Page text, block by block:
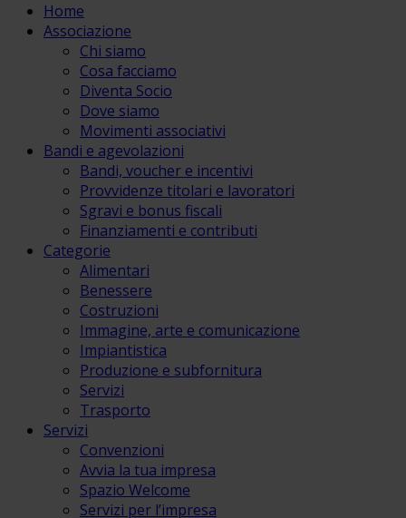
Home
Associazione
Chi siamo
Cosa facciamo
Diventa Socio
Dove siamo
Movimenti associativi
Bandi e agevolazioni
Bandi, voucher e incentivi
Provvidenze titolari e lavoratori
Sgravi e bonus fiscali
Finanziamenti e contributi
Categorie
Alimentari
Benessere
Costruzioni
Immagine, arte e comunicazione
Impiantistica
Produzione e subfornitura
Servizi
Trasporto
Servizi
Convenzioni
Avvia la tua impresa
Spazio Welcome
Servizi per l’impresa